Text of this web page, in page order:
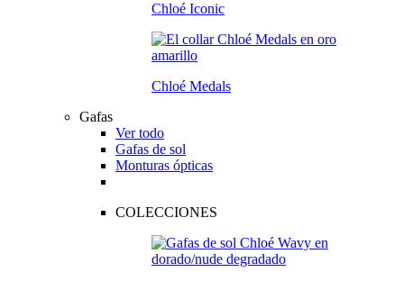
Chloé Iconic
Chloé Medals
Gafas
Ver todo
Gafas de sol
Monturas ópticas
COLECCIONES